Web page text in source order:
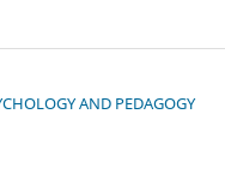
AND PEDAGOGY